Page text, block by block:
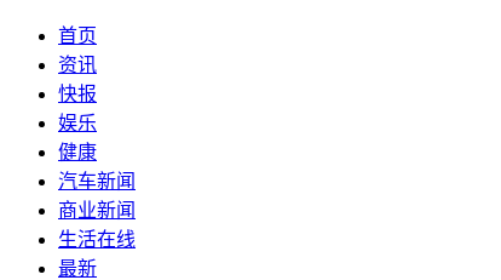
首页
资讯
快报
娱乐
健康
汽车新闻
商业新闻
生活在线
最新